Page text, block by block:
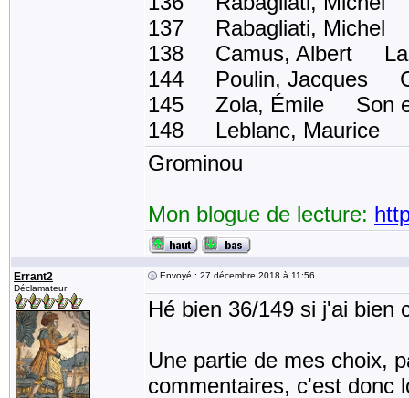
137 Rabagliati, Michel
138 Camus, Albert La
144 Poulin, Jacques
145 Zola, Émile Son
148 Leblanc, Maurice
Grominou
Mon blogue de lecture:
Errant2
Déclamateur
Envoyé : 27 décembre 2018 à 11:56
Hé bien 36/149 si j'ai bien
Une partie de mes choix,
commentaires, c'est donc